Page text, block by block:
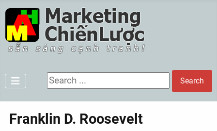
Search ... Search
Franklin D. Roosevelt